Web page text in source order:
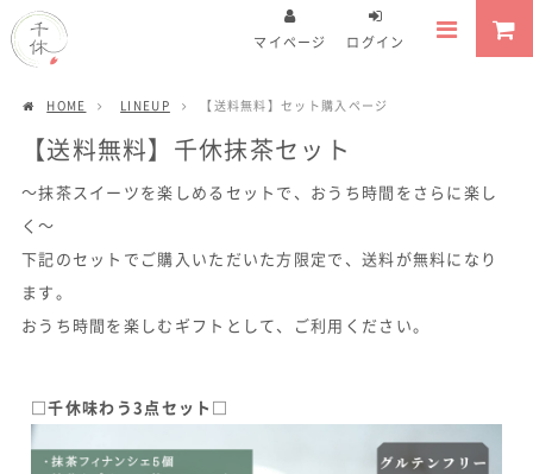
ログイン
マイページ
HOME LINEUP 【送料無料】セット購入ページ
【送料無料】千休抹茶セット
〜抹茶スイーツを楽しめるセットで、おうち時間をさらに楽し
く〜
下記のセットでご購入いただいた方限定で、送料が無料になり
ます。
おうち時間を楽しむギフトとして、ご利用ください。
□千休味わう3点セット□